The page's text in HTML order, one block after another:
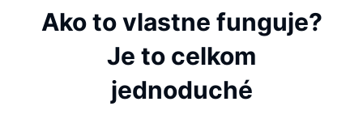
Ako to vlastne funguje?
Je to celkom
jednoduché